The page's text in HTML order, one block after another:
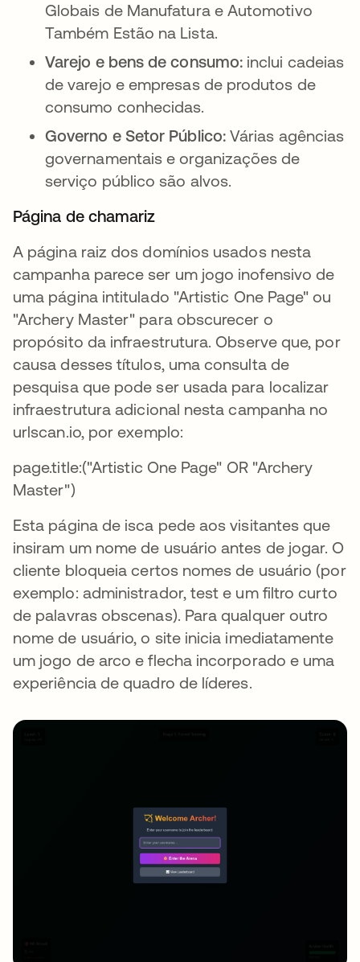
Globais de Manufatura e Automotivo
Também Estão na Lista.
Varejo e bens de consumo: inclui cadeias
de varejo e empresas de produtos de
consumo conhecidas.
Governo e Setor Público:Várias agências
governamentais e organizações de
serviço público são alvos.
Página de chamariz
A página raiz dos domínios usados nesta
campanha parece ser um jogo inofensivo de
uma página intitulado "Artistic One Page" ou
"Archery Master" para obscurecer o
propósito da infraestrutura. Observe que, por
causa desses títulos, uma consulta de
pesquisa que pode ser usada para localizar
infraestrutura adicional nesta campanha no
urlscan.io, por exemplo:
page.title:("Artistic One Page" OR "Archery
Master")
Esta página de isca pede aos visitantes que
insiram um nome de usuário antes de jogar. O
cliente bloqueia certos nomes de usuário (por
exemplo: administrador, test e um filtro curto
de palavras obscenas). Para qualquer outro
nome de usuário, o site inicia imediatamente
um jogo de arco e flecha incorporado e uma
experiência de quadro de líderes.